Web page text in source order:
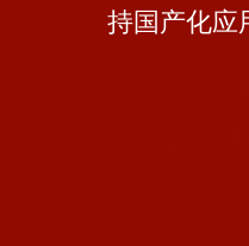
持国产化应